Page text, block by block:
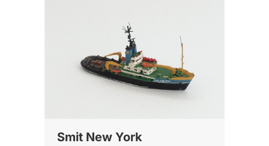
Smit New York